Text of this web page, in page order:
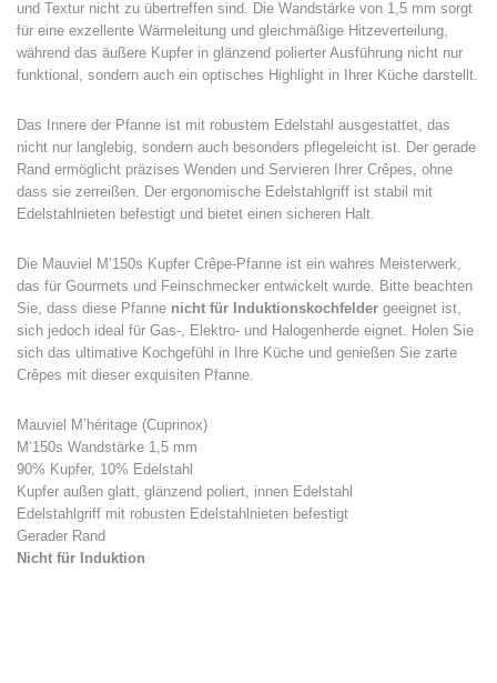
und Textur nicht zu übertreffen sind. Die Wandstärke von 1,5 mm sorgt
für eine exzellente Wärmeleitung und gleichmäßige Hitzeverteilung,
während das äußere Kupfer in glänzend polierter Ausführung nicht nur
funktional, sondern auch ein optisches Highlight in Ihrer Küche darstellt.
Das Innere der Pfanne ist mit robustem Edelstahl ausgestattet, das
nicht nur langlebig, sondern auch besonders pflegeleicht ist. Der gerade
Rand ermöglicht präzises Wenden und Servieren Ihrer Crêpes, ohne
dass sie zerreißen. Der ergonomische Edelstahlgriff ist stabil mit
Edelstahlnieten befestigt und bietet einen sicheren Halt.
Die Mauviel M’150s Kupfer Crêpe-Pfanne ist ein wahres Meisterwerk,
das für Gourmets und Feinschmecker entwickelt wurde. Bitte beachten
Sie, dass diese Pfanne nicht für Induktionskochfelder geeignet ist,
sich jedoch ideal für Gas-, Elektro- und Halogenherde eignet. Holen Sie
sich das ultimative Kochgefühl in Ihre Küche und genießen Sie zarte
Crêpes mit dieser exquisiten Pfanne.
Mauviel M’héritage (Cuprinox)
M’150s Wandstärke 1,5 mm
90% Kupfer, 10% Edelstahl
Kupfer außen glatt, glänzend poliert, innen Edelstahl
Edelstahlgriff mit robusten Edelstahlnieten befestigt
Gerader Rand
Nicht für Induktion